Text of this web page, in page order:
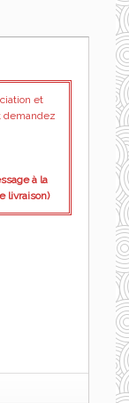
et
demandez
à la
livraison)